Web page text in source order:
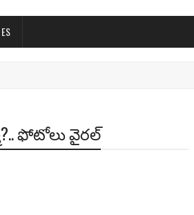
ఫోటోలు వైరల్